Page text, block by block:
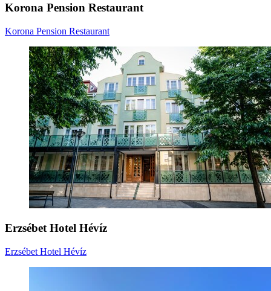
Korona Pension Restaurant
Korona Pension Restaurant
Erzsébet Hotel Hévíz
Erzsébet Hotel Hévíz